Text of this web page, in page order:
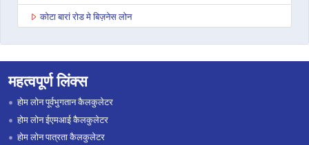
कोटा बारां रोड मे बिज़नेस लोन
जोधपुर पाओटा मे बिज़नेस लोन
भरतपुर मे बिज़नेस लोन
सवाई माधोपुर मे बिज़नेस लोन
महत्वपूर्ण लिंक्स
होम लोन पूर्वभुगतान कैलकुलेटर
होम लोन ईएमआई कैलकुलेटर
होम लोन पात्रता कैलकुलेटर